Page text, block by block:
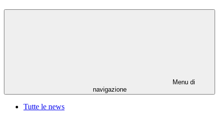
Menu di
navigazione
Tutte le news